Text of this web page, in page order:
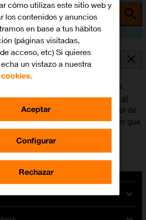
o tema
Maps
utilizar la aplicación Google Maps.
Maps, es necesarioconfigurar el
Tener en cuenta que el desarrollador de
la app y por eso puede ser que
con el contenido de esta
cómo utilizas este sitio web y
los contenidos y anuncios
en base a tus hábitos
(páginas visitadas,
acceso, etc) Si quieres
un vistazo a nuestra
Configurar
Rechazar
Aceptar